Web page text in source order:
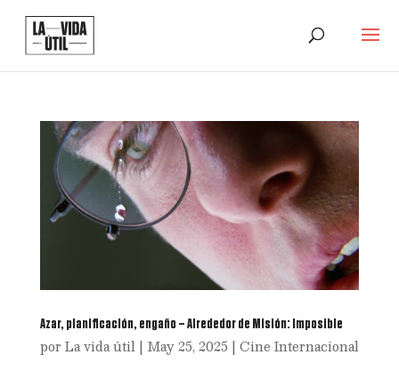
Azar, planificación, engaño – Alrededor de Misión: Imposible
por La vida útil| May 25, 2025 | Cine Internacional